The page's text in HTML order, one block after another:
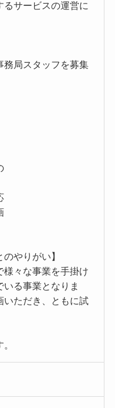
るサービスの運営に
務局スタッフを募集
やりがい】
様々な事業を手掛け
る事業となりま
いただき、ともに試